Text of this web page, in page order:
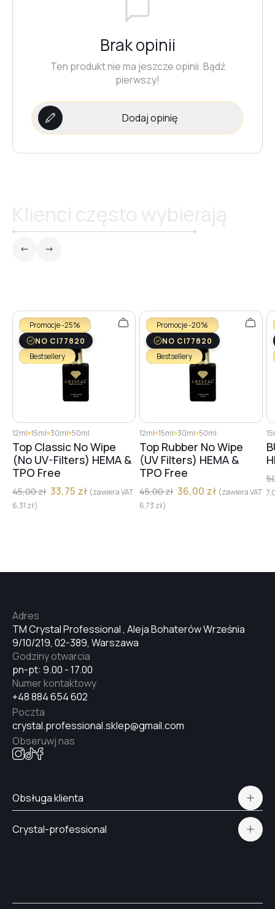
Brak opinii
Ten produkt nie ma jeszcze opinii. Bądź
pierwszy!
Dodaj opinię
Promocje -25%
NO CI77820
Bestsellery
12ml 15ml 30ml 50ml
Top Classic No Wipe
(No UV-Filters) HEMA &
TPO Free
45,00zł 33,75 zł (zawiera VAT
6,31 zł)
Promocje -20%
NO CI77820
Bestsellery
12ml 15ml 30ml 50ml
Top Rubber No Wipe
(UV Filters) HEMA &
TPO Free
45,00zł 36,00 zł (zawiera VAT
6,73 zł)
TM Crystal Professional , Aleja Bohaterów Września
9/10/219, 02-389, Warszawa
Adres
pn-pt: 9.00 - 17.00
Godziny otwarcia
+48 884 654 602
Numer kontaktowy
crystal.professional.sklep@gmail.com
Poczta
Obseruwj nas
Obsługa klienta
Dostawa i płatność
Crystal-professional